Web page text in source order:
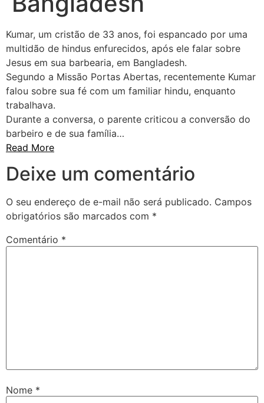
Kumar, um cristão de 33 anos, foi espancado por uma
multidão de hindus enfurecidos, após ele falar sobre
Jesus em sua barbearia, em Bangladesh.
Segundo a Missão Portas Abertas, recentemente Kumar
falou sobre sua fé com um familiar hindu, enquanto
trabalhava.
Durante a conversa, o parente criticou a conversão do
barbeiro e de sua família…
Read More
Deixe um comentário
O seu endereço de e-mail não será publicado. Campos
obrigatórios são marcados com *
Comentário *
Nome *